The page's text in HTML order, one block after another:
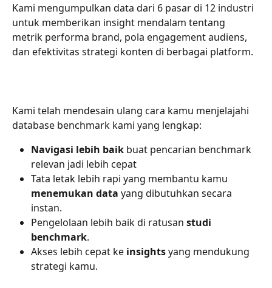
Kami mengumpulkan data dari 6 pasar di 12 industri
untuk memberikan insight mendalam tentang
metrik performa brand, pola engagement audiens,
dan efektivitas strategi konten di berbagai platform.
Kami telah mendesain ulang cara kamu menjelajahi
database benchmark kami yang lengkap:
Navigasi lebih baik buat pencarian benchmark
relevan jadi lebih cepat
Tata letak lebih rapi yang membantu kamu
menemukan data yang dibutuhkan secara
instan.
Pengelolaan lebih baik di ratusan studi
benchmark.
Akses lebih cepat ke insights yang mendukung
strategi kamu.